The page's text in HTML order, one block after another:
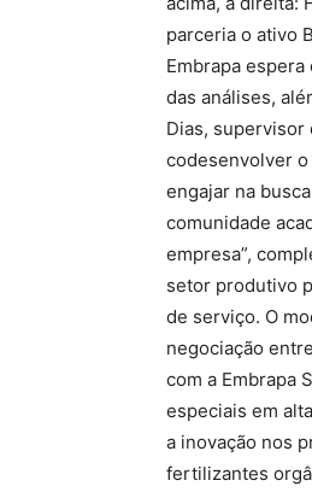
parceria o ativo
Embrapa
das análises,
Dias, supervisor
codesenvolver
engajar na
comunidade
empresa”,
setor produtivo
de serviço. O
negociação
com a Embrapa
especiais em
a inovação nos
fertilizantes